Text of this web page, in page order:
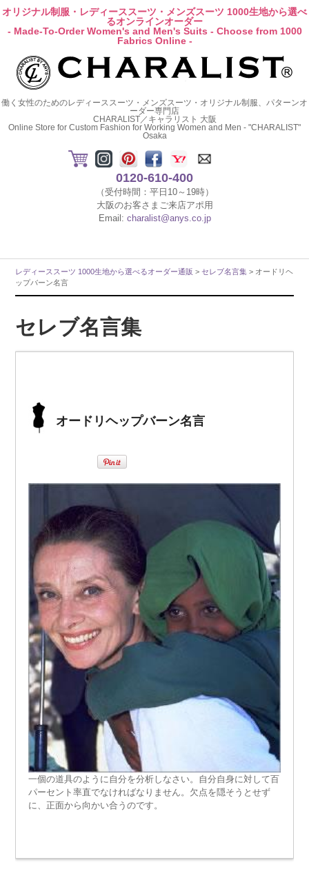
オリジナル制服・レディーススーツ・メンズスーツ 1000生地から選べ
るオンラインオーダー
- Made-To-Order Women's and Men's Suits - Choose from 1000
Fabrics Online -
働く女性のためのレディーススーツ・メンズスーツ・オリジナル制服、パターンオ
ーダー専門店
CHARALIST／キャラリスト 大阪
Online Store for Custom Fashion for Working Women and Men - "CHARALIST"
Osaka
0120-610-400
（受付時間：平日10～19時）
大阪のお客さまご来店アポ用
Email: charalist@anys.co.jp
レディーススーツ 1000生地から選べるオーダー通販 > セレブ名言集 > オードリヘ
ップバーン名言
セレブ名言集
オードリヘップバーン名言
一個の道具のように自分を分析しなさい。自分自身に対して百
パーセント率直でなければなりません。欠点を隠そうとせず
に、正面から向かい合うのです。